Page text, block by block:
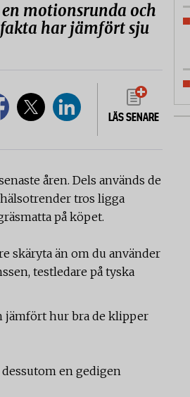
motionsrunda och
har jämfört sju
LÄS SENARE
åren. Dels används de
tros ligga
på köpet.
skäryta än om du använder
testledare på tyska
jämfört hur bra de klipper
en gedigen